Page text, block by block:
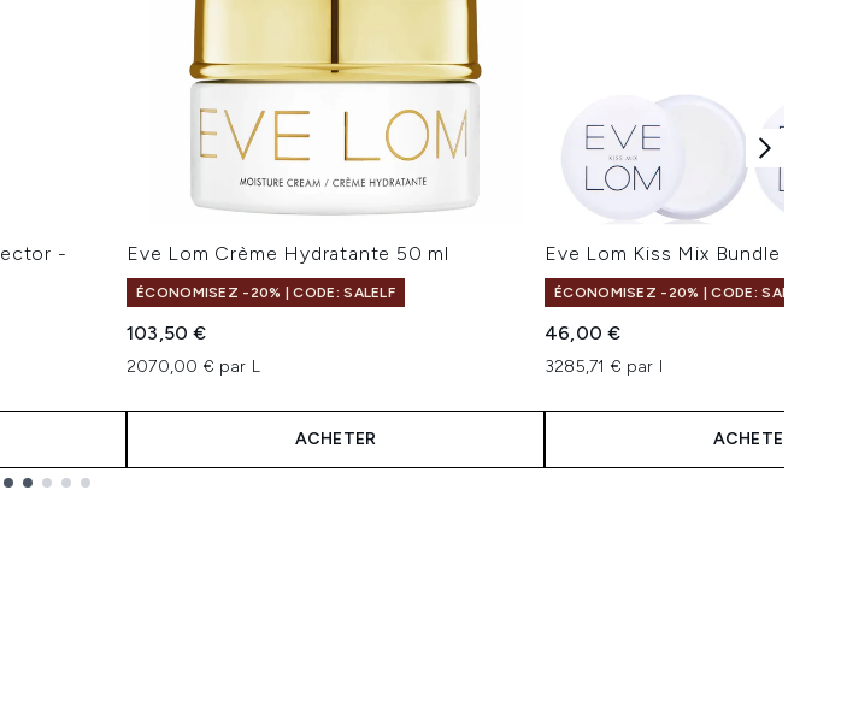
-
Eve Lom Crème Hydratante 50 ml
ÉCONOMISEZ -20% | CODE: SALELF
103,50 €
2070,00 € par L
ACHETER
Eve Lom Kiss Mix Bundle
ÉCONOMISEZ -20% | CODE: SALELF
46,00 €
3285,71 € par l
ACHETER